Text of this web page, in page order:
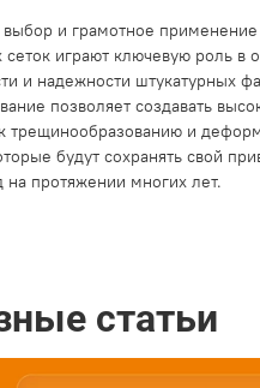
и грамотное
сеток играют ключевую роль в
и надежности штукатурных
позволяет создавать
трещинообразованию и
будут сохранять свой
протяжении многих лет.
статьи